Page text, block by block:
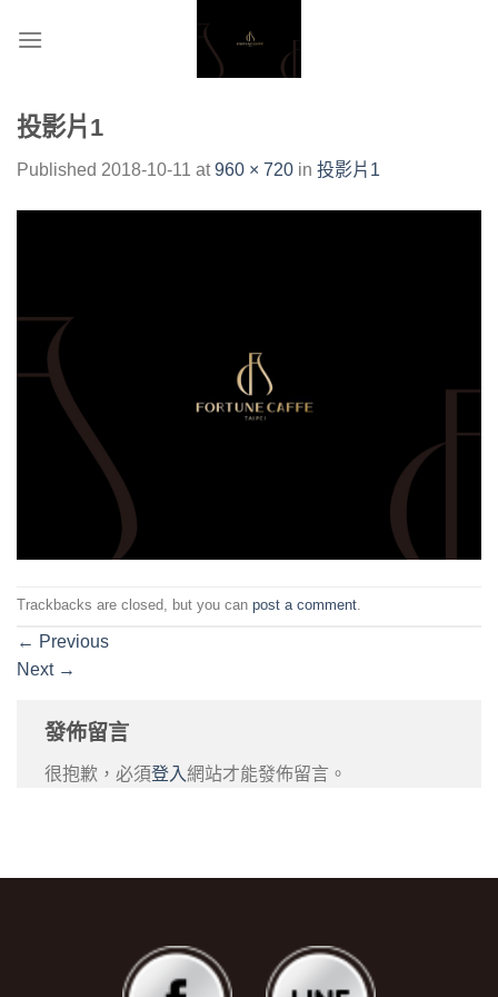
投影片1
Published 2018-10-11 at960 × 720 in 投影片1
Trackbacks are closed, but you can post a comment.
← Previous
Next →
發佈留言
很抱歉，必須登入網站才能發佈留言。